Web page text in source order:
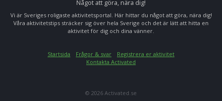
Något att göra, nära dig!
Vi är Sveriges roligaste aktivitetsportal. Här hittar du något att göra, nära dig!
Våra aktivitetstips sträcker sig över hela Sverige och det är lätt att hitta en
aktivitet för dig och dina vänner.
Startsida Frågor & svar
Registrera er aktivitet
Kontakta Activated
© 2026 Activated.se